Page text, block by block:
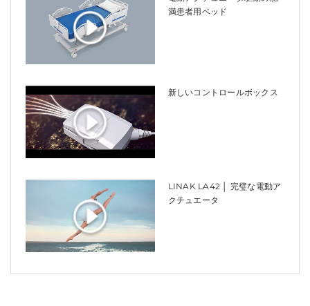
満患者用ベッド
新しいコントロールボックス
LINAK LA42 │ 完璧な電動ア
クチュエータ